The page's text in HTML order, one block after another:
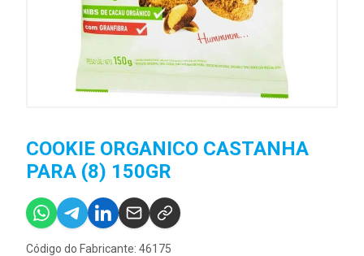
COOKIE ORGANICO CASTANHA
PARA (8) 150GR
Código do Fabricante: 46175